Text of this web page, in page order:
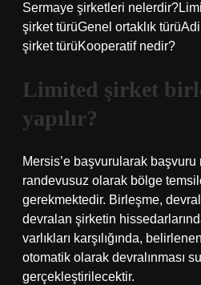
Sermaye şirketleri
şirket türüGenel ortaklık
şirket türüKooperatif nedir?
Limited şirket
yapılır?
Mersis’e başvurularak başvuru
randevusuz olarak bölge
gerekmektedir. Birleşme,
devralan şirketin
varlıkları karşılığında,
otomatik olarak devralınması
gerçekleştirilecektir.